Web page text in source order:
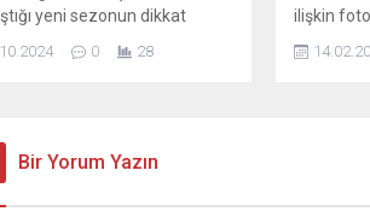
yeni sezonun dikkat
ekrana kilitlemeye devam
yüzleşirken, hem kendi hem
hikayesi derinlemesine
Seyircinin beğenisini
0 28
ilişkin
için
Bir Yorum Yazın